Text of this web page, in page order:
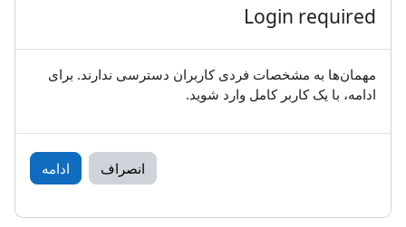
Login required
مهمان‌ها به مشخصات فردی کاربران دسترسی ندارند. برای
ادامه، با یک کاربر کامل وارد شوید.
انصراف ادامه